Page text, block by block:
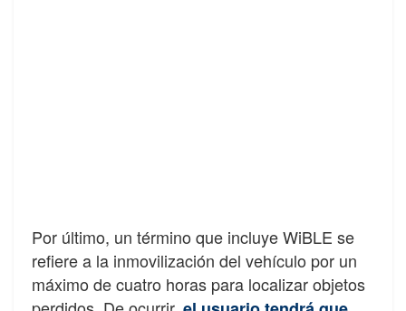
Por último, un término que incluye WiBLE se
refiere a la inmovilización del vehículo por un
máximo de cuatro horas para localizar objetos